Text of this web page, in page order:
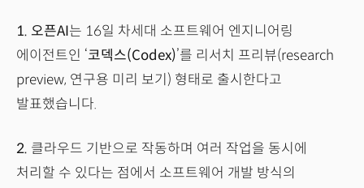
1. 오픈AI는 16일 차세대 소프트웨어 엔지니어링
에이전트인 ‘코덱스(Codex)’를 리서치 프리뷰(research
preview, 연구용 미리 보기) 형태로 출시한다고
발표했습니다.
2. 클라우드 기반으로 작동하며 여러 작업을 동시에
처리할 수 있다는 점에서 소프트웨어 개발 방식의